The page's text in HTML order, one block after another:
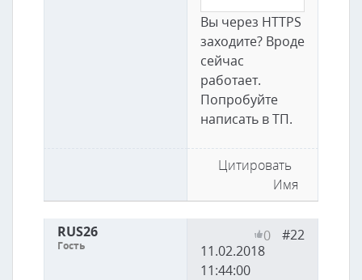
Вы через HTTPS
заходите? Вроде
сейчас
работает.
Попробуйте
написать в ТП.
Цитировать
Имя
RUS26
Гость
#22
0
11.02.2018
11:44:00